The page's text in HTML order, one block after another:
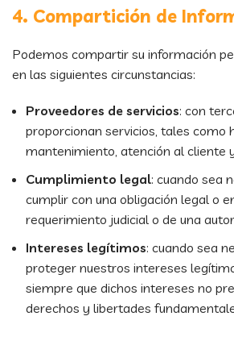
4. Compartición de
Podemos compartir su información
en las siguientes circunstancias:
Proveedores de servicios: con
proporcionan servicios, tales como
mantenimiento, atención al cliente
Cumplimiento legal: cuando sea
cumplir con una obligación legal o
requerimiento judicial o de una
Intereses legítimos: cuando sea
proteger nuestros intereses
siempre que dichos intereses no
derechos y libertades